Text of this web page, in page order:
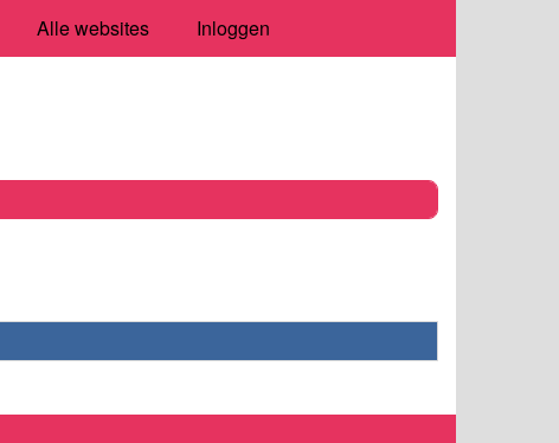
Alle websites Inloggen